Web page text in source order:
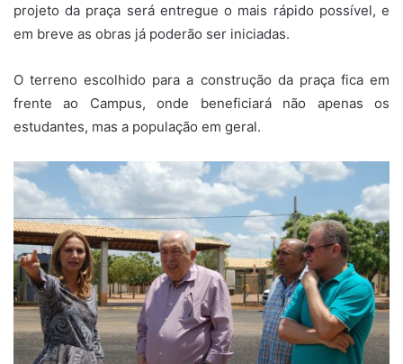
projeto da praça será entregue o mais rápido possível, e
em breve as obras já poderão ser iniciadas.
O terreno escolhido para a construção da praça fica em
frente ao Campus, onde beneficiará não apenas os
estudantes, mas a população em geral.